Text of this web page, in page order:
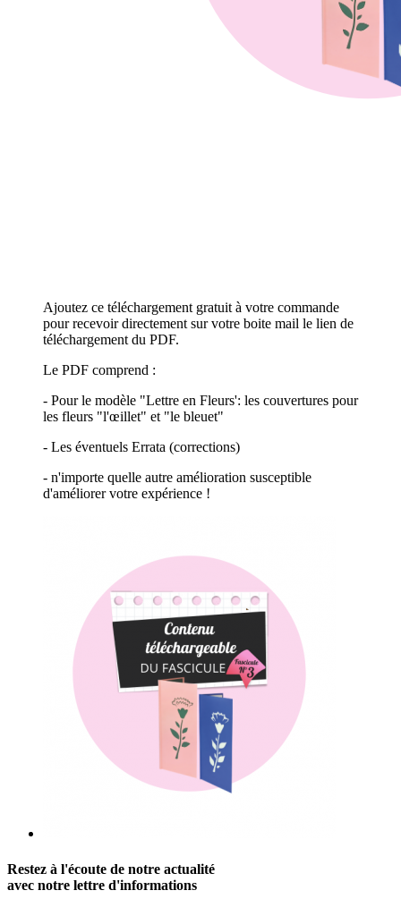
Ajoutez ce téléchargement gratuit à votre commande
pour recevoir directement sur votre boite mail le lien de
téléchargement du PDF.
Le PDF comprend :
- Pour le modèle "Lettre en Fleurs': les couvertures pour
les fleurs "l'œillet" et "le bleuet"
- Les éventuels Errata (corrections)
- n'importe quelle autre amélioration susceptible
d'améliorer votre expérience !
Restez à l'écoute de notre actualité
avec notre lettre d'informations